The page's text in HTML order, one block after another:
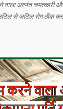
अत्यंत चमत्कारी
से जटिल रोग ठीक